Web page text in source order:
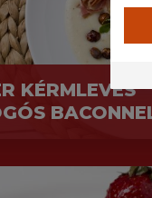
KÉRMLEVES